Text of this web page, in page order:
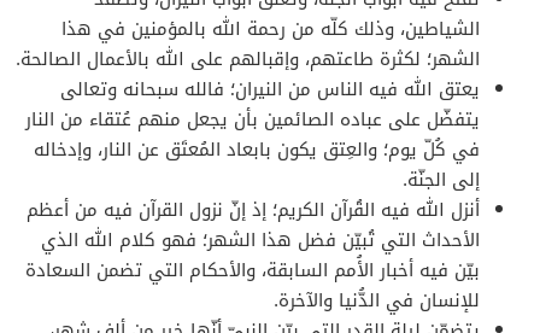
الشياطين، وذلك كلّه من رحمة الله بالمؤمنين في هذا
الشهر؛ لكثرة طاعتهم، وإقبالهم على الله بالأعمال الصالحة.
يعتق الله فيه الناس من النيران؛ فالله سبحانه وتعالى
يتفضّل على عباده الصائمين بأن يجعل منهم عُتقاء من النار
في كُلّ يوم؛ والعِتق يكون بابعاد المُعتَق عن النار، وإدخاله
إلى الجنّة.
أنزل الله فيه القُرآن الكريم؛ إذ إنّ نزول القرآن فيه من أعظم
الأحداث التي تُبيّن فضل هذا الشهر؛ فهو كلام الله الذي
بيّن فيه أخبار الأُمم السابقة، والأحكام التي تضمن السعادة
للإنسان في الدُّنيا والآخرة.